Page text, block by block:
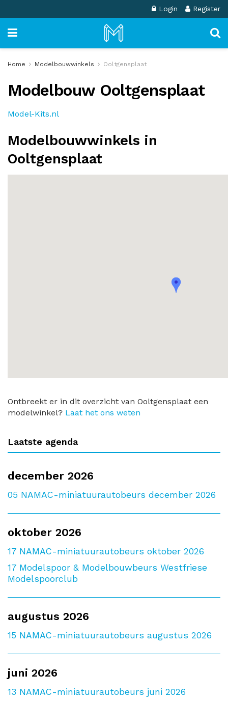
Login Register
Home Modelbouwwinkels Ooltgensplaat
Modelbouw Ooltgensplaat
Model-Kits.nl
Modelbouwwinkels in
Ooltgensplaat
Ontbreekt er in dit overzicht van Ooltgensplaat een
modelwinkel? Laat het ons weten
Laatste agenda
december 2026
05 NAMAC-miniatuurautobeurs december 2026
oktober 2026
17 NAMAC-miniatuurautobeurs oktober 2026
17 Modelspoor & Modelbouwbeurs Westfriese
Modelspoorclub
augustus 2026
15 NAMAC-miniatuurautobeurs augustus 2026
juni 2026
13 NAMAC-miniatuurautobeurs juni 2026